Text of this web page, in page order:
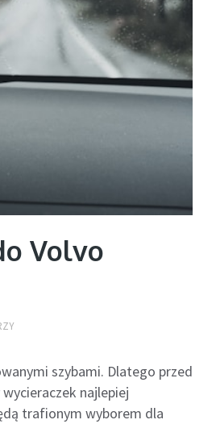
Volvo
szybami. Dlatego przed
najlepiej
trafionym wyborem dla